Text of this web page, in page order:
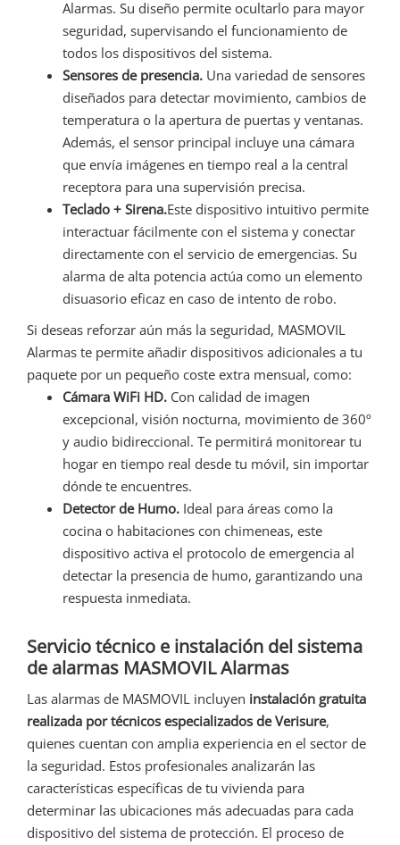
Alarmas. Su diseño permite ocultarlo para mayor
seguridad, supervisando el funcionamiento de
todos los dispositivos del sistema.
Sensores de presencia. Una variedad de sensores
diseñados para detectar movimiento, cambios de
temperatura o la apertura de puertas y ventanas.
Además, el sensor principal incluye una cámara
que envía imágenes en tiempo real a la central
receptora para una supervisión precisa.
Teclado + Sirena.Este dispositivo intuitivo permite
interactuar fácilmente con el sistema y conectar
directamente con el servicio de emergencias. Su
alarma de alta potencia actúa como un elemento
disuasorio eficaz en caso de intento de robo.
Si deseas reforzar aún más la seguridad, MASMOVIL
Alarmas te permite añadir dispositivos adicionales a tu
paquete por un pequeño coste extra mensual, como:
Cámara WiFi HD. Con calidad de imagen
excepcional, visión nocturna, movimiento de 360º
y audio bidireccional. Te permitirá monitorear tu
hogar en tiempo real desde tu móvil, sin importar
dónde te encuentres.
Detector de Humo. Ideal para áreas como la
cocina o habitaciones con chimeneas, este
dispositivo activa el protocolo de emergencia al
detectar la presencia de humo, garantizando una
respuesta inmediata.
Servicio técnico e instalación del sistema
de alarmas MASMOVIL Alarmas
Las alarmas de MASMOVIL incluyen instalación gratuita
realizada por técnicos especializados de Verisure,
quienes cuentan con amplia experiencia en el sector de
la seguridad. Estos profesionales analizarán las
características específicas de tu vivienda para
determinar las ubicaciones más adecuadas para cada
dispositivo del sistema de protección. El proceso de